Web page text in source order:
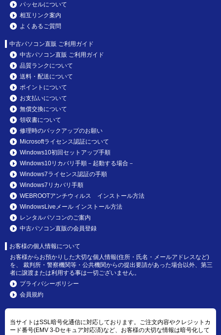
パッセルについて
相互リンク案内
よくあるご質問
中古パソコン直販 ご利用ガイド
中古パソコン直販 ご利用ガイド
品質ランクについて
送料・配送について
ポイントについて
お支払いについて
無償交換について
領収書について
修理時のバックアップのお願い
Microsoftライセンス認証について
Windows10初回セットアップ手順
Windows10リカバリ手順－起動する場合－
Windows7ライセンス認証の手順
Windows7リカバリ手順
WEBROOTアンチウィルス インストール方法
WindowsLiveメール インストール方法
レンタルパソコンのご案内
中古パソコン直販の会員登録
お客様の個人情報について
お客様からお預かりした大切な個人情報(住所・氏名・メールアドレスなど)
を、 裁判所・警察機関等・公共機関からの提出要請があった場合以外、第三
者に譲渡または利用する事は一切ございません。
プライバシーポリシー
会員規約
当サイトはSSL暗号化通信に対応しております。ご注文内容やクレジットカ
ード番号(EMV 3-Dセキュア対応済)など、お客様の大切な情報は暗号化して